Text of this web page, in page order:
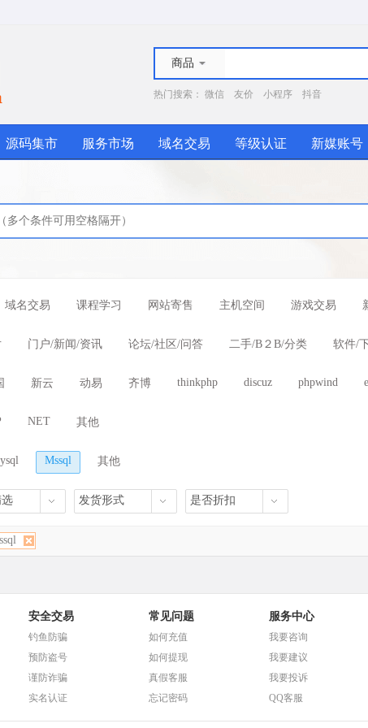
商品
热门搜索： 微信 友价 小程序 抖音
源码集市 服务市场 域名交易 等级认证 新媒账号
域名交易 课程学习 网站寄售 主机空间 游戏交易
门户/新闻/资讯 论坛/社区/问答 二手/B２B/分类 软件/
微信/App 其他
新云 动易 齐博 thinkphp discuz phpwind
NET 其他
Mssql 其他
发货形式 是否折扣
安全交易
钓鱼防骗
预防盗号
谨防诈骗
实名认证
常见问题
如何充值
如何提现
真假客服
忘记密码
服务中心
我要咨询
我要建议
我要投诉
QQ客服